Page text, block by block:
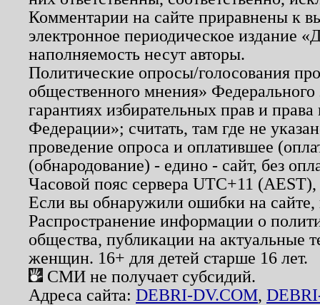
Комментарии на сайте приравнены к
электронное периодическое издание
наполняемость несут авторы.
Политические опросы/голосования
общественного мнения»
гарантиях избирательных прав и
Федерации»; считать, там где не
проведение опроса и оплатившее
(обнародование) - едино - сайт, без
Часовой пояс сервера UTC+11
Если вы обнаружили ошибки на
Распространение информации о
общества, публикации на актуальные
женщин. 16+ для детей старше 16 лет.
СМИ не получает субсидий.
Адреса сайта: DEBRI-DV.COM,